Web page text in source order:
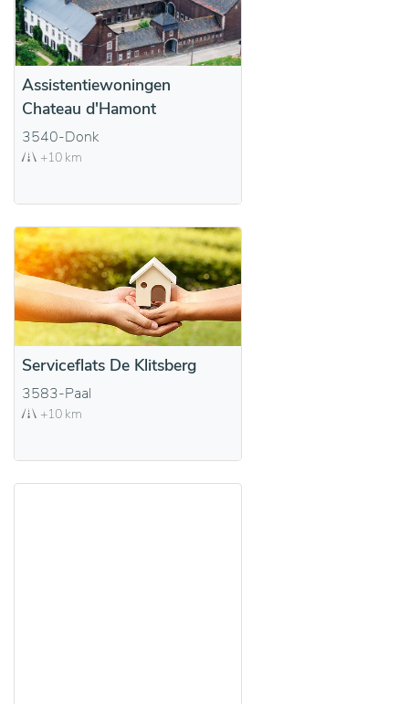
Assistentiewoningen
Chateau d'Hamont
3540-Donk
+10 km
Serviceflats De Klitsberg
3583-Paal
+10 km